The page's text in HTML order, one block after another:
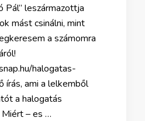
Pál” leszármazottja
mást csinálni, mint
a számomra
halogatas-
írás, ami a lelkemből
a halogatás
– es …